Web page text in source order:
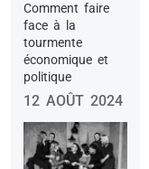
Comment faire
face à la
tourmente
économique et
politique
12 AOÛT 2024